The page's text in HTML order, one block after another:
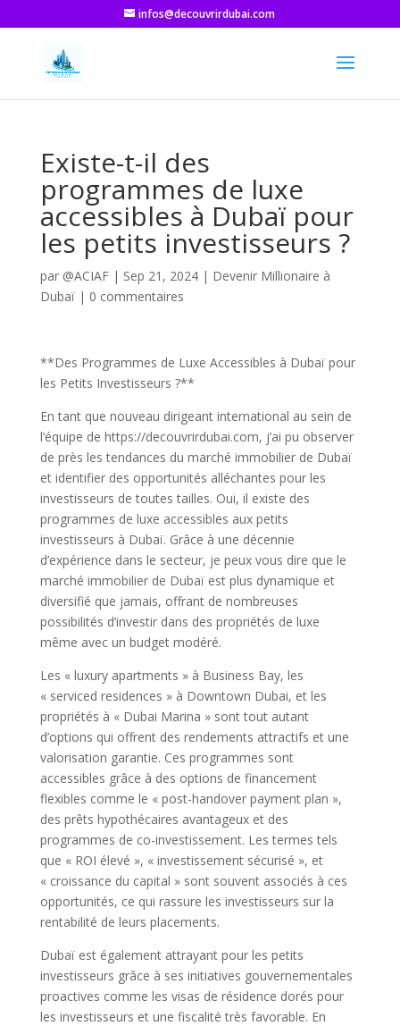
infos@decouvrirdubai.com
Existe-t-il des
programmes de luxe
accessibles à Dubaï pour
les petits investisseurs ?
par @ACIAF| Sep 21, 2024| Devenir Millionaire à
Dubaï| 0 commentaires
**Des Programmes de Luxe Accessibles à Dubaï pour
les Petits Investisseurs ?**
En tant que nouveau dirigeant international au sein de
l’équipe de https://decouvrirdubai.com, j’ai pu observer
de près les tendances du marché immobilier de Dubaï
et identifier des opportunités alléchantes pour les
investisseurs de toutes tailles. Oui, il existe des
programmes de luxe accessibles aux petits
investisseurs à Dubaï. Grâce à une décennie
d’expérience dans le secteur, je peux vous dire que le
marché immobilier de Dubaï est plus dynamique et
diversifié que jamais, offrant de nombreuses
possibilités d’investir dans des propriétés de luxe
même avec un budget modéré.
Les « luxury apartments » à Business Bay, les
« serviced residences » à Downtown Dubai, et les
propriétés à « Dubai Marina » sont tout autant
d’options qui offrent des rendements attractifs et une
valorisation garantie. Ces programmes sont
accessibles grâce à des options de financement
flexibles comme le « post-handover payment plan »,
des prêts hypothécaires avantageux et des
programmes de co-investissement. Les termes tels
que « ROI élevé », « investissement sécurisé », et
« croissance du capital » sont souvent associés à ces
opportunités, ce qui rassure les investisseurs sur la
rentabilité de leurs placements.
Dubaï est également attrayant pour les petits
investisseurs grâce à ses initiatives gouvernementales
proactives comme les visas de résidence dorés pour
les investisseurs et une fiscalité très favorable. En